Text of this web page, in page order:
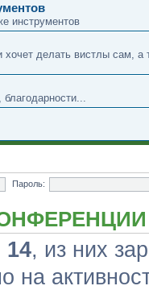
инструментов
хочет делать вистлы сам, а
Пароль:
14, из них
на